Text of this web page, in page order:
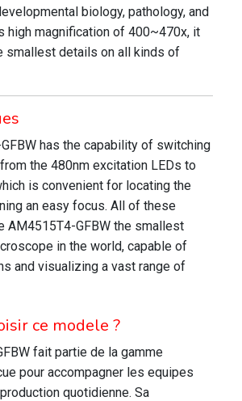
biology, pathology, and
high magnification of 400~470x, it
smallest details on all kinds of
has the capability of switching
the 480nm excitation LEDs to
is convenient for locating the
an easy focus. All of these
AM4515T4-GFBW the smallest
in the world, capable of
and visualizing a vast range of
ce modele ?
fait partie de la gamme
pour accompagner les equipes
quotidienne. Sa